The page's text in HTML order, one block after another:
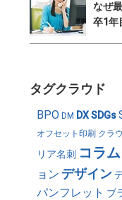
なぜ
卒1年
タグクラウド
BPO DM DX SDGs
オフセット印刷 クラ
リア名刺 コラム
ョン デザイン
パンフレット ブ